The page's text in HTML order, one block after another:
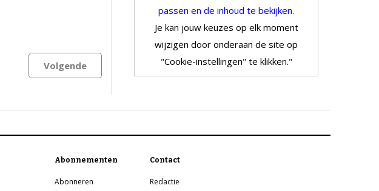
Volgende
passen en de inhoud te bekijken.
Je kan jouw keuzes op elk moment
wijzigen door onderaan de site op
"Cookie-instellingen" te klikken."
Abonnementen
Abonneren
Contact
Redactie